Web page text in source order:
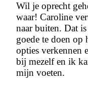
Wil je oprecht
waar! Caroline
naar buiten. Dat
goede te doen op
opties verkennen
bij mezelf en ik
mijn voeten.